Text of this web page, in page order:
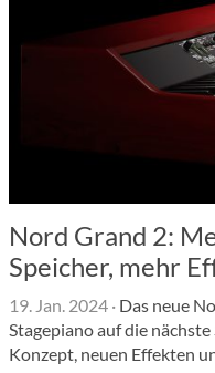
Nord Grand 2:
Speicher, mehr
19. Jan. 2024 · Das neue
Stagepiano auf die
Konzept, neuen Effekten